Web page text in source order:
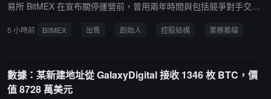
易所 BitMEX 在宣布關停運營前，曾用兩年時間與包括競爭對手交易
能達成交易。據知情人士稱，潛在收購方主要因該公司創始人主導的
士稱，儘管聯合創始人 Arthur Hayes、Ben Delo 與 Samuel Reed
在 2020 年遭美國刑事指控後早已退出業務，但三人仍控制公司絕大
5 小時前 BitMEX 出售 創始人 控股結構 業務萎縮
數據：某新建地址從 GalaxyDigital 接收 1346 枚 BTC，價
值 8728 萬美元